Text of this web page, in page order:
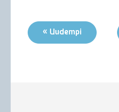
« Uudempi